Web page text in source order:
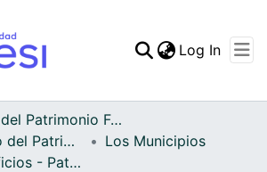
Statistics
Log In
Archivo del Patrimonio Fotográfico y Fílmico del Valle del Cauca
Fondo Archivo del Patrimonio Fotográfico y Fílmico del Valle del Cauca
Los Municipios
APFFVC - Edificios - Patrimonial